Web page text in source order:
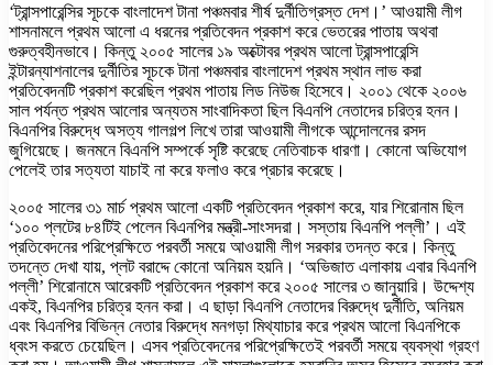
‘ট্রান্সপারেন্সির সূচকে বাংলাদেশ টানা পঞ্চমবার শীর্ষ দুর্নীতিগ্রস্ত দেশ।’ আওয়ামী লীগ
শাসনামলে প্রথম আলো এ ধরনের প্রতিবেদন প্রকাশ করে ভেতরের পাতায় অথবা
গুরুত্বহীনভাবে। কিন্তু ২০০৫ সালের ১৯ অক্টোবর প্রথম আলো ট্রান্সপারেন্সি
ইন্টারন্যাশনালের দুর্নীতির সূচকে টানা পঞ্চমবার বাংলাদেশ প্রথম স্থান লাভ করা
প্রতিবেদনটি প্রকাশ করেছিল প্রথম পাতায় লিড নিউজ হিসেবে। ২০০১ থেকে ২০০৬
সাল পর্যন্ত প্রথম আলোর অন্যতম সাংবাদিকতা ছিল বিএনপি নেতাদের চরিত্র হনন।
বিএনপির বিরুদ্ধে অসত্য গালগল্প লিখে তারা আওয়ামী লীগকে আন্দোলনের রসদ
জুগিয়েছে। জনমনে বিএনপি সম্পর্কে সৃষ্টি করেছে নেতিবাচক ধারণা। কোনো অভিযোগ
পেলেই তার সত্যতা যাচাই না করে ফলাও করে প্রচার করেছে।
২০০৫ সালের ৩১ মার্চ প্রথম আলো একটি প্রতিবেদন প্রকাশ করে, যার শিরোনাম ছিল
‘১০০ প্লটের ৮৪টিই পেলেন বিএনপির মন্ত্রী-সাংসদরা। সস্তায় বিএনপি পল্লী’। এই
প্রতিবেদনের পরিপ্রেক্ষিতে পরবর্তী সময়ে আওয়ামী লীগ সরকার তদন্ত করে। কিন্তু
তদন্তে দেখা যায়, প্লট বরাদ্দে কোনো অনিয়ম হয়নি। ‘অভিজাত এলাকায় এবার বিএনপি
পল্লী’ শিরোনামে আরেকটি প্রতিবেদন প্রকাশ করে ২০০৫ সালের ৩ জানুয়ারি। উদ্দেশ্য
একই, বিএনপির চরিত্র হনন করা। এ ছাড়া বিএনপি নেতাদের বিরুদ্ধে দুর্নীতি, অনিয়ম
এবং বিএনপির বিভিন্ন নেতার বিরুদ্ধে মনগড়া মিথ্যাচার করে প্রথম আলো বিএনপিকে
ধ্বংস করতে চেয়েছিল। এসব প্রতিবেদনের পরিপ্রেক্ষিতেই পরবর্তী সময়ে ব্যবস্থা গ্রহণ